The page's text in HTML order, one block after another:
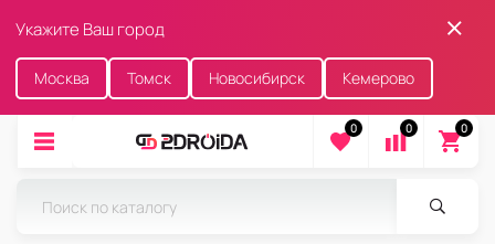
Укажите Ваш город
Москва Томск Новосибирск Кемерово
0 0 0